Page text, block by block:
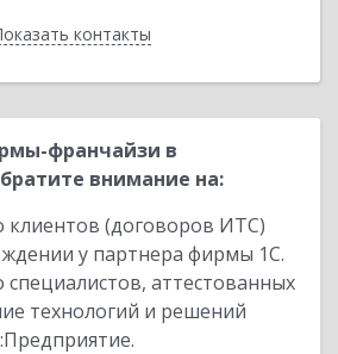
контакты
Назад
франчайзи в
внимание на:
клиентов (договоров ИТС)
у партнера фирмы 1С.
специалистов, аттестованных
технологий и решений